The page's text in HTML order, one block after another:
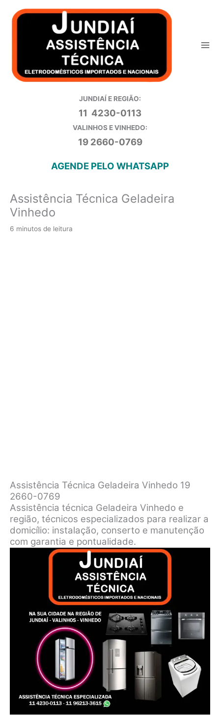
para
JUNDIAÍ E REGIÃO:
11 4230-0113
VALINHOS E VINHEDO:
19 2660-0769
AGENDE PELO WHATSAPP
Assistência Técnica Geladeira
Vinhedo
6 minutos de leitura
Assistência Técnica Geladeira Vinhedo 19
2660-0769
Assistência técnica Geladeira Vinhedo e
região, técnicos especializados para realizar a
domicílio: instalação, conserto e manutenção
com garantia e pontualidade.